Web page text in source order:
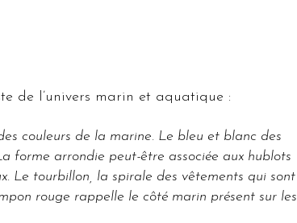
de l’univers marin et aquatique :
couleurs de la marine. Le bleu et blanc des
forme arrondie peut-être associée aux hublots
Le tourbillon, la spirale des vêtements qui sont
rouge rappelle le côté marin présent sur les